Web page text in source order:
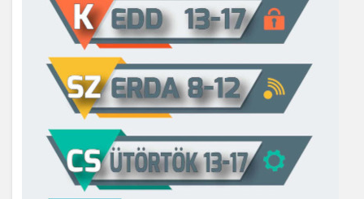
Kőröstetétlen
Kóspallag